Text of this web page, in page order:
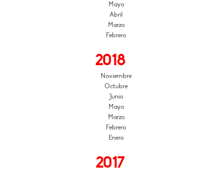
Mayo
Abril
Marzo
Febrero
2018
Noviembre
Octubre
Junio
Mayo
Marzo
Febrero
Enero
2017